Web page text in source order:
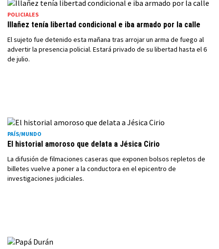
POLICIALES
Illañez tenía libertad condicional e iba armado por la calle
El sujeto fue detenido esta mañana tras arrojar un arma de fuego al
advertir la presencia policial. Estará privado de su libertad hasta el 6
de julio.
PAÍS/MUNDO
El historial amoroso que delata a Jésica Cirio
La difusión de filmaciones caseras que exponen bolsos repletos de
billetes vuelve a poner a la conductora en el epicentro de
investigaciones judiciales.